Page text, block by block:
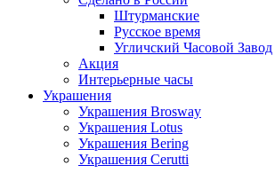
Штурманские
Русское время
Угличский Часовой Завод
Акция
Интерьерные часы
Украшения
Украшения Brosway
Украшения Lotus
Украшения Bering
Украшения Cerutti